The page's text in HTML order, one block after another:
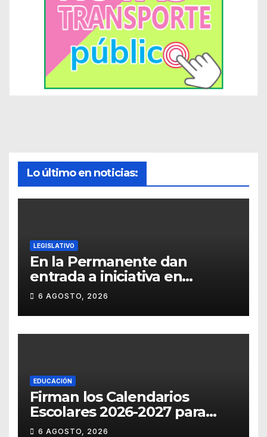
Lo último en noticias:
LEGISLATIVO
En la Permanente dan
entrada a iniciativa en
materia notarial
6 AGOSTO, 2026
EDUCACIÓN
Firman los Calendarios
Escolares 2026-2027 para
Guanajuato
6 AGOSTO, 2026